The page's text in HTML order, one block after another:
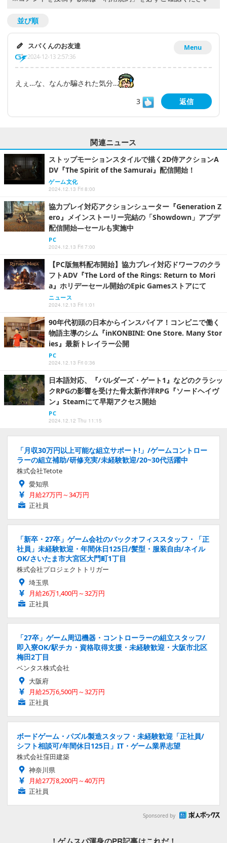
並び順
Menu
スパくんのお友達
2024-12-13 2:57:36
えぇ…な、なんか騙された気分…
3
返信
関連ニュース
ストップモーションスタイルで描く2D侍アクションA
DV『The Spirit of the Samurai』配信開始！
ゲーム文化
2024.12.13 Fri 8:00
協力プレイ対応アクションシューター『Generation Z
ero』メインストーリー完結の「Showdown」アプデ
配信開始―セールも実施中
PC
2024.12.13 Fri 7:00
【PC版無料配布開始】協力プレイ対応ドワーフのクラ
フトADV『The Lord of the Rings: Return to Mori
a』ホリデーセール開始のEpic Gamesストアにて
ニュース
2024.12.13 Fri 1:01
90年代初頭の日本からインスパイア！コンビニで働く
物語主導のシム『inKONBINI: One Store. Many Stor
ies』最新トレイラー公開
PC
2024.12.13 Fri 0:36
日本語対応、『バルダーズ・ゲート1』などのクラシッ
クRPGの影響を受けた骨太新作洋RPG『ソードヘイヴ
ン』Steamにて早期アクセス開始
PC
2024.12.12 Thu 11:15
「月収30万円以上可能な組立サポート!」/ゲームコントロー
ラーの組立補助/研修充実/未経験歓迎/20~30代活躍中
株式会社Tetote
愛知県
月給27万円～34万円
正社員
「新卒・27卒」ゲーム会社のバックオフィススタッフ・「正
社員」未経験歓迎・年間休日125日/髪型・服装自由/ネイル
OK/さいたま市大宮区大門町1丁目
株式会社プロジェクトトリガー
埼玉県
月給26万1,400円～32万円
正社員
「27卒」ゲーム周辺機器・コントローラーの組立スタッフ/
即入寮OK/駅チカ・資格取得支援・未経験歓迎・大阪市北区
梅田2丁目
ベンタス株式会社
大阪府
月給25万6,500円～32万円
正社員
ボードゲーム・パズル製造スタッフ・未経験歓迎「正社員/
シフト相談可/年間休日125日」IT・ゲーム業界志望
株式会社窪田建築
神奈川県
月給27万8,200円～40万円
正社員
Sponsored by
！ゲムスパ渾身のPR記事はこれだ！